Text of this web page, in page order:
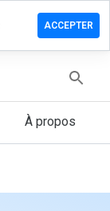
À propos
ACCEPTER